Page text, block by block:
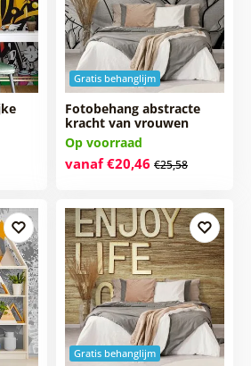
Gratis behanglijm
Fotobehang abstracte
kracht van vrouwen
Op voorraad
vanaf €20,46 €25,58
Gratis behanglijm